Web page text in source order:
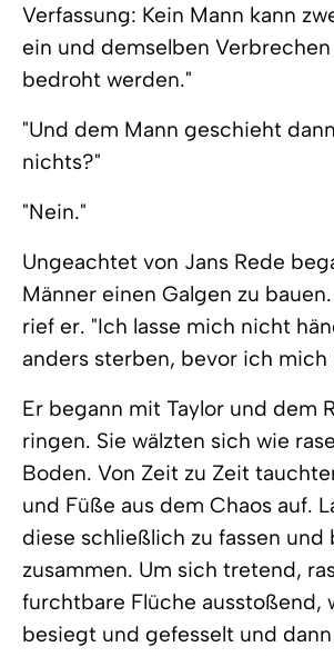
Verfassung: Kein Mann kann
ein und demselben
bedroht werden."
"Und dem Mann geschieht
nichts?"
"Nein."
Ungeachtet von Jans Rede
Männer einen Galgen zu
rief er. "Ich lasse mich nicht
anders sterben, bevor ich mich
Er begann mit Taylor und dem
ringen. Sie wälzten sich wie
Boden. Von Zeit zu Zeit
und Füße aus dem Chaos auf.
diese schließlich zu fassen und
zusammen. Um sich tretend,
furchtbare Flüche ausstoßend,
besiegt und gefesselt und